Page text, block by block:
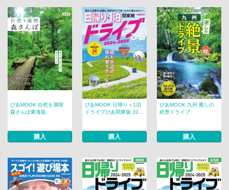
ぴあMOOK 自然を満喫
森さんぽ東海版
購入
ぴあMOOK 日帰り＋1泊
ドライブぴあ関東版 20...
購入
ぴあMOOK 九州 癒しの
絶景ドライブ
購入